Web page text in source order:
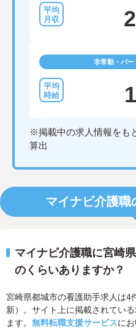
非常勤・パー
※掲載中の求人情報をも
算出
マイナビ介護職
マイナビ介護職に宮崎
のくらいありますか？
宮崎県都城市の看護助手求人は4
新）。サイト上に掲載されてい
ます。 無料転職支援サービスに